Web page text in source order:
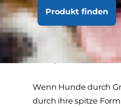
Produkt finden
herausragen. Diese
zu treiben. Wenn Du
Du genau sehen, wie
den Boden oder ins
ein Alptraum sein.
Wenn Hunde durch
durch ihre spitze